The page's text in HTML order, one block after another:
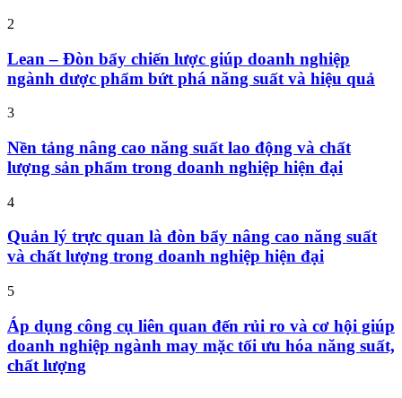
2
Lean – Đòn bẩy chiến lược giúp doanh nghiệp
ngành dược phẩm bứt phá năng suất và hiệu quả
3
Nền tảng nâng cao năng suất lao động và chất
lượng sản phẩm trong doanh nghiệp hiện đại
4
Quản lý trực quan là đòn bẩy nâng cao năng suất
và chất lượng trong doanh nghiệp hiện đại
5
Áp dụng công cụ liên quan đến rủi ro và cơ hội giúp
doanh nghiệp ngành may mặc tối ưu hóa năng suất,
chất lượng